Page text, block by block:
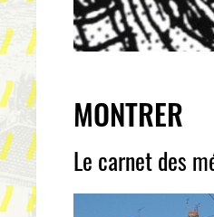
MONTRER
Le carnet des